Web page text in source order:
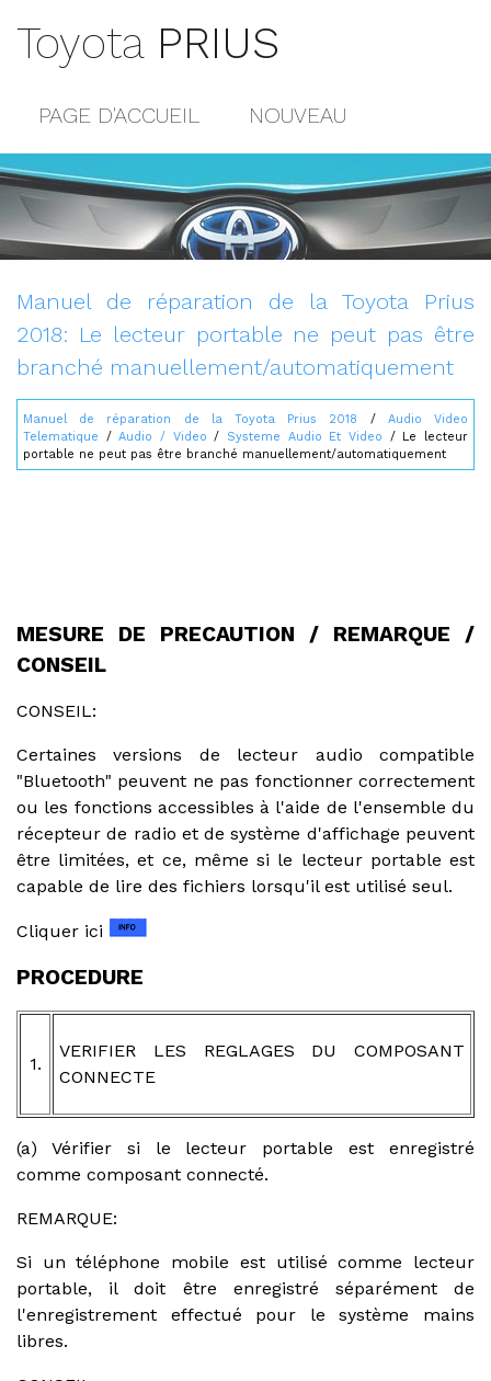
Toyota PRIUS
PAGE D'ACCUEIL NOUVEAU
POPULAIRE
CONTACTS
Manuel de réparation de la Toyota Prius
2018: Le lecteur portable ne peut pas être
branché manuellement/automatiquement
Manuel de réparation de la Toyota Prius 2018 / Audio Video
Telematique /Audio / Video / Systeme Audio Et Video / Le lecteur
portable ne peut pas être branché manuellement/automatiquement
MESURE DE PRECAUTION / REMARQUE /
CONSEIL
CONSEIL:
Certaines versions de lecteur audio compatible
"Bluetooth" peuvent ne pas fonctionner correctement
ou les fonctions accessibles à l'aide de l'ensemble du
récepteur de radio et de système d'affichage peuvent
être limitées, et ce, même si le lecteur portable est
capable de lire des fichiers lorsqu'il est utilisé seul.
Cliquer ici
PROCEDURE
1.
VERIFIER LES REGLAGES DU COMPOSANT
CONNECTE
(a) Vérifier si le lecteur portable est enregistré
comme composant connecté.
REMARQUE:
Si un téléphone mobile est utilisé comme lecteur
portable, il doit être enregistré séparément de
l'enregistrement effectué pour le système mains
libres.